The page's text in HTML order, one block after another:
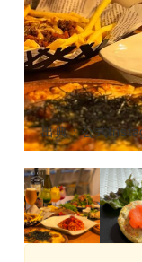
出典：公式